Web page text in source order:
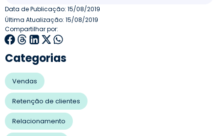
Data de Publicação: 15/08/2019
Última Atualização: 15/08/2019
Compartilhar por:
Categorias
Vendas
Retenção de clientes
Relacionamento